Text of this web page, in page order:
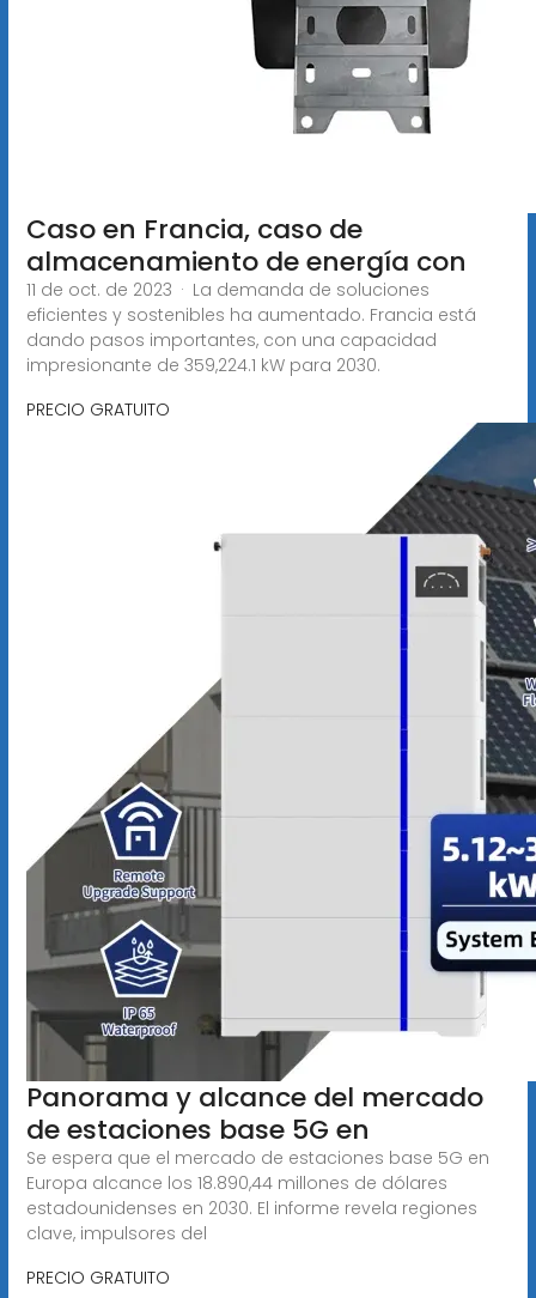
Caso en Francia, caso de
almacenamiento de energía con
11 de oct. de 2023 · La demanda de soluciones
eficientes y sostenibles ha aumentado. Francia está
dando pasos importantes, con una capacidad
impresionante de 359,224.1 kW para 2030.
PRECIO GRATUITO
Panorama y alcance del mercado
de estaciones base 5G en
Se espera que el mercado de estaciones base 5G en
Europa alcance los 18.890,44 millones de dólares
estadounidenses en 2030. El informe revela regiones
clave, impulsores del
PRECIO GRATUITO